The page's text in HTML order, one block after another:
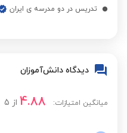
تدریس در دو مدرسه ی ایران
دیدگاه دانش‌آموزان
میانگین امتیازات: 4.88 از 5